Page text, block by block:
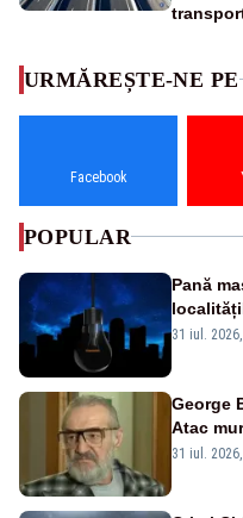
URMĂREȘTE-NE PE
Facebook
POPULAR
Pană
31 iul.
George
Atac
sportiv –
31 iul.